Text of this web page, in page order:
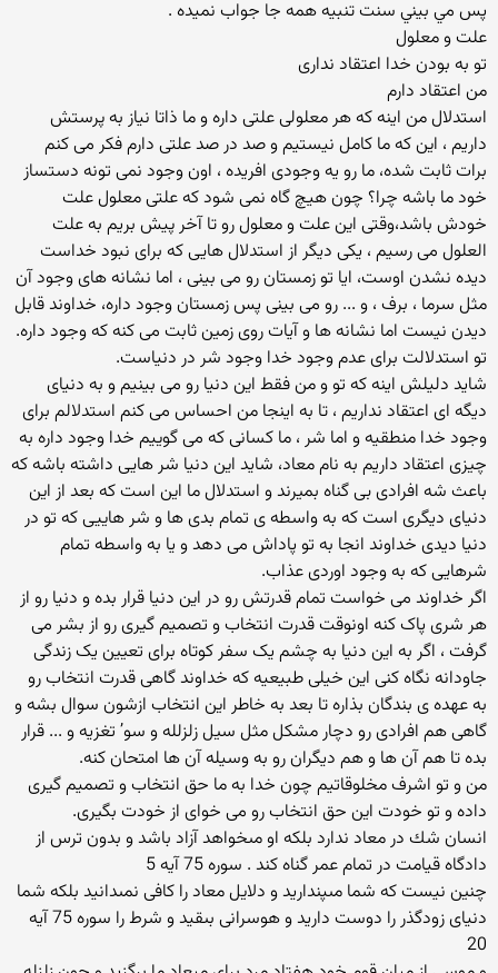
پس مي بيني سنت تنبيه همه جا جواب نميده .
علت و معلول
تو به بودن خدا اعتقاد نداری
من اعتقاد دارم
استدلال من اینه که هر معلولی علتی داره و ما ذاتا نیاز به پرستش
داریم ، این که ما کامل نیستیم و صد در صد علتی دارم فکر می کنم
برات ثابت شده، ما رو یه وجودی افریده ، اون وجود نمی تونه دستساز
خود ما باشه چرا؟ چون هیچ گاه نمی شود که علتی معلول علت
خودش باشد،وقتی این علت و معلول رو تا آخر پیش بریم به علت
العلول می رسیم ، یکی دیگر از استدلال هایی که برای نبود خداست
دیده نشدن اوست، ایا تو زمستان رو می بینی ، اما نشانه های وجود آن
مثل سرما ، برف ، و ... رو می بینی پس زمستان وجود داره، خداوند قابل
دیدن نیست اما نشانه ها و آیات روی زمین ثابت می کنه که وجود داره.
تو استدلالت برای عدم وجود خدا وجود شر در دنیاست.
شاید دلیلش اینه که تو و من فقط این دنیا رو می بینیم و به دنیای
دیگه ای اعتقاد نداریم ، تا به اینجا من احساس می کنم استدلالم برای
وجود خدا منطقیه و اما شر ، ما کسانی که می گوییم خدا وجود داره به
چیزی اعتقاد داریم به نام معاد، شاید این دنیا شر هایی داشته باشه که
باعث شه افرادی بی گناه بمیرند و استدلال ما این است که بعد از این
دنیای دیگری است که به واسطه ی تمام بدی ها و شر هاییی که تو در
دنیا دیدی خداوند انجا به تو پاداش می دهد و یا به واسطه تمام
شرهایی که به وجود اوردی عذاب.
اگر خداوند می خواست تمام قدرتش رو در این دنیا قرار بده و دنیا رو از
هر شری پاک کنه اونوقت قدرت انتخاب و تصمیم گیری رو از بشر می
گرفت ، اگر به این دنیا به چشم یک سفر کوتاه برای تعیین یک زندگی
جاودانه نگاه کنی این خیلی طبیعیه که خداوند گاهی قدرت انتخاب رو
به عهده ی بندگان بذاره تا بعد به خاطر این انتخاب ازشون سوال بشه و
گاهی هم افرادی رو دچار مشکل مثل سیل زلزلله و سو’ تغزیه و ... قرار
بده تا هم آن ها و هم دیگران رو به وسیله آن ها امتحان کنه.
من و تو اشرف مخلوقاتیم چون خدا به ما حق انتخاب و تصمیم گیری
داده و تو خودت این حق انتخاب رو می خوای از خودت بگیری.
انسان شك در معاد ندارد بلكه او مى‏خواهد آزاد باشد و بدون ترس از
دادگاه قيامت در تمام عمر گناه كند . سوره 75 آیه 5
چنين نيست كه شما مى‏پنداريد و دلايل معاد را كافى نمى‏دانيد بلكه شما
دنياى زودگذر را دوست داريد و هوسرانى بى‏قيد و شرط را سوره 75 آیه
20